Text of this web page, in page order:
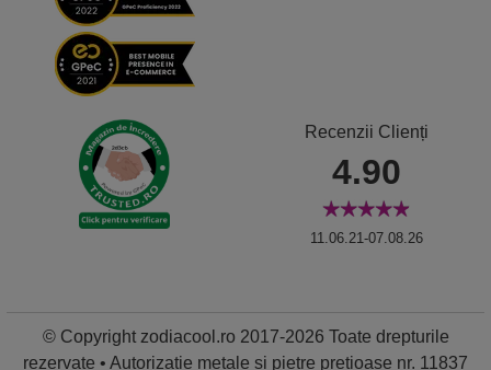
Recenzii Clienți
4.90
11.06.21-07.08.26
© Copyright zodiacool.ro 2017-2026 Toate drepturile
rezervate • Autorizație metale și pietre prețioase nr. 11837